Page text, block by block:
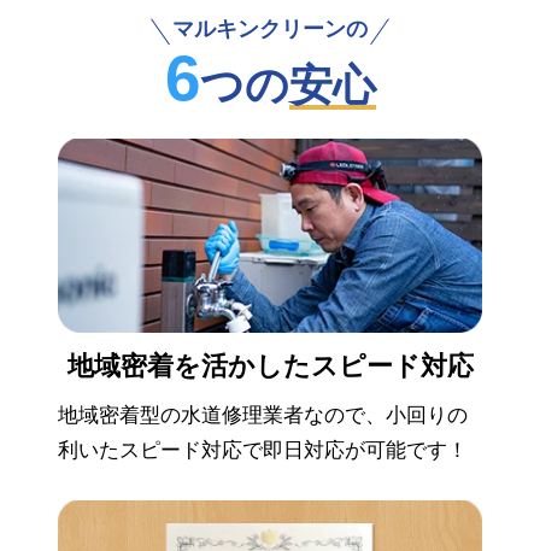
マルキンクリーンの
6つの安心
地域密着を活かしたスピード対応
地域密着型の水道修理業者なので、小回りの
利いたスピード対応で即日対応が可能です！